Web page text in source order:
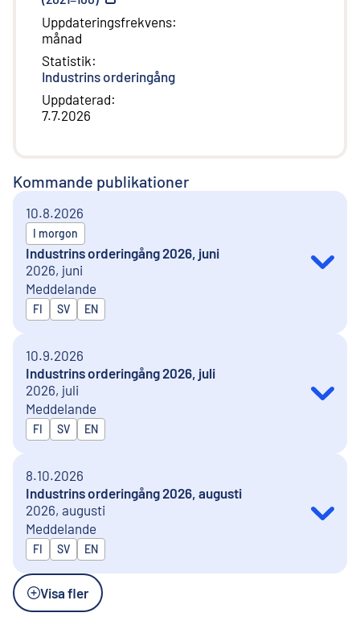
Uppdateringsfrekvens:
månad
Statistik:
Industrins orderingång
Uppdaterad:
7.7.2026
Kommande publikationer
10.8.2026
I morgon
Industrins orderingång 2026, juni
2026, juni
Meddelande
Publiceras på
FI SV EN
10.9.2026
Industrins orderingång 2026, juli
2026, juli
Meddelande
Publiceras på
FI SV EN
8.10.2026
Industrins orderingång 2026, augusti
2026, augusti
Meddelande
Publiceras på
FI SV EN
Visa fler